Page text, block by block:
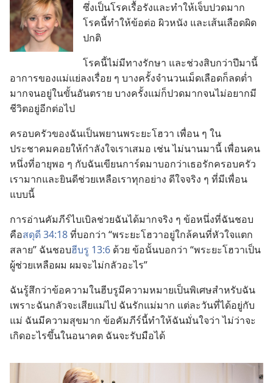
ซึ่ง​เป็น​โรค​เรื้อรัง​และ​ทำ​ให้​เจ็บ​ปวด​มาก
โรค​นี้​ทำ​ให้​ข้อ​ต่อ ผิวหนัง และ​เส้น​เลือด​ผิด​
ปกติ
โรค​นี้​ไม่​มี​ทาง​รักษา และ​ช่วง​สิบ​กว่า​ปี​มา​นี้​
อาการ​ของ​แม่​แย่​ลง​เรื่อย ๆ บาง​ครั้ง​จำนวน​เม็ด​เลือด​ก็​ลด​ต่ำ​
มาก​จน​อยู่​ใน​ขั้น​อันตราย บาง​ครั้ง​แม่​ก็​ปวด​มาก​จน​ไม่​อยาก​มี​
ชีวิต​อยู่​อีก​ต่อ​ไป
ครอบครัว​ของ​ฉัน​เป็น​พยาน​พระ​ยะโฮวา เพื่อน ๆ ใน​
ประชาคม​คอย​ให้​กำลังใจ​เรา​เสมอ เช่น ไม่​นาน​มา​นี้ เพื่อน​คน​
หนึ่ง​ที่​อายุ​พอ ๆ กับ​ฉัน​เขียน​การ์ด​มา​บอก​ว่า​เธอ​รัก​ครอบครัว​
เรา​มาก​และ​ยินดี​ช่วยเหลือ​เรา​ทุก​อย่าง ดีใจ​จริง ๆ ที่​มี​เพื่อน​
แบบ​นี้
การ​อ่าน​คัมภีร์​ไบเบิล​ช่วย​ฉัน​ได้​มาก​จริง ๆ ข้อ​หนึ่ง​ที่​ฉัน​ชอบ​
คือ​สดุดี 34:18ที่​บอก​ว่า “พระ​ยะโฮวา​อยู่​ใกล้​คน​ที่​หัวใจ​แตก​
สลาย” ฉัน​ชอบ​ฮีบรู 13:6 ด้วย ข้อ​นั้น​บอก​ว่า “พระ​ยะโฮวา​เป็น​
ผู้​ช่วยเหลือ​ผม ผม​จะ​ไม่​กลัว​อะไร”
ฉัน​รู้สึก​ว่า​ข้อ​ความ​ใน​ฮีบรู​มี​ความ​หมาย​เป็น​พิเศษ​สำหรับ​ฉัน
เพราะ​ฉัน​กลัว​จะ​เสีย​แม่​ไป ฉัน​รัก​แม่​มาก แต่​ละ​วัน​ที่​ได้​อยู่​กับ​
แม่ ฉัน​มี​ความ​สุข​มาก ข้อ​คัมภีร์​นี้​ทำ​ให้​ฉัน​มั่น​ใจ​ว่า ไม่​ว่า​จะ​
เกิด​อะไร​ขึ้น​ใน​อนาคต ฉัน​จะ​รับมือ​ได้